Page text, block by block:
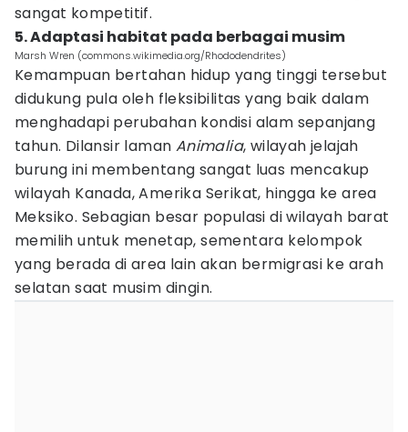
sangat kompetitif.
5. Adaptasi habitat pada berbagai musim
Marsh Wren (commons.wikimedia.org/Rhododendrites)
Kemampuan bertahan hidup yang tinggi tersebut
didukung pula oleh fleksibilitas yang baik dalam
menghadapi perubahan kondisi alam sepanjang
tahun. Dilansir laman Animalia, wilayah jelajah
burung ini membentang sangat luas mencakup
wilayah Kanada, Amerika Serikat, hingga ke area
Meksiko. Sebagian besar populasi di wilayah barat
memilih untuk menetap, sementara kelompok
yang berada di area lain akan bermigrasi ke arah
selatan saat musim dingin.